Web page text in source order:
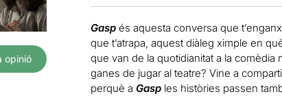
opinió
Gasp és aquesta conversa que
que t’atrapa, aquest diàleg ximple en
que van de la quotidianitat a la
ganes de jugar al teatre? Vine a
perquè a Gasples històries passen